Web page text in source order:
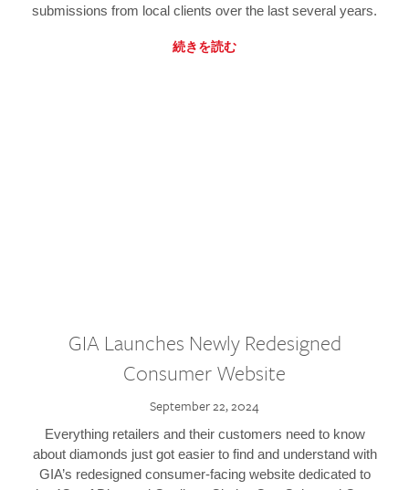
submissions from local clients over the last several years.
続きを読む
GIA Launches Newly Redesigned
Consumer Website
September 22, 2024
Everything retailers and their customers need to know
about diamonds just got easier to find and understand with
GIA’s redesigned consumer-facing website dedicated to